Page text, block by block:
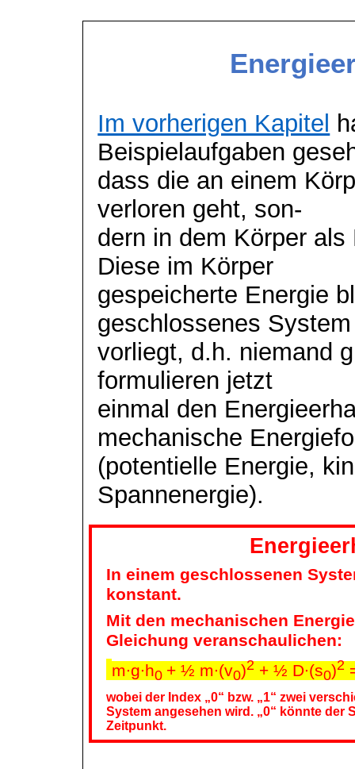
Im vorherigen Kapitel
Beispielaufgaben
dass die an einem
verloren geht, son-
dern in dem Körper
Diese im Körper
gespeicherte Energie
geschlossenes System
vorliegt, d.h. niemand
formulieren jetzt
einmal den
mechanische
(potentielle Energie,
Spannenergie).
In einem geschlossenen
konstant.
Mit den mechanischen
Gleichung veranschaulichen:
m∙g∙h0 + ½ m∙(v0)2 + ½ D∙(s0)2
wobei der Index „0“ bzw. „1“ zwei
System angesehen wird. „0“ könnte der
Zeitpunkt.